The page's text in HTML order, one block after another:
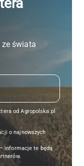
świata
od Agropolska.pl
o najnowszych
informacje te będą